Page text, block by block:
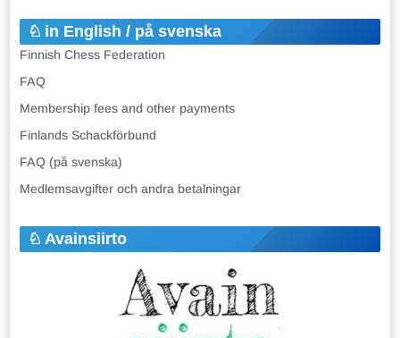
in English / på svenska
Finnish Chess Federation
FAQ
Membership fees and other payments
Finlands Schackförbund
FAQ (på svenska)
Medlemsavgifter och andra betalningar
Avainsiirto